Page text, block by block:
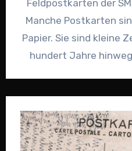
Feldpostkarten der
Manche Postkarten
Papier. Sie sind kleine
hundert Jahre